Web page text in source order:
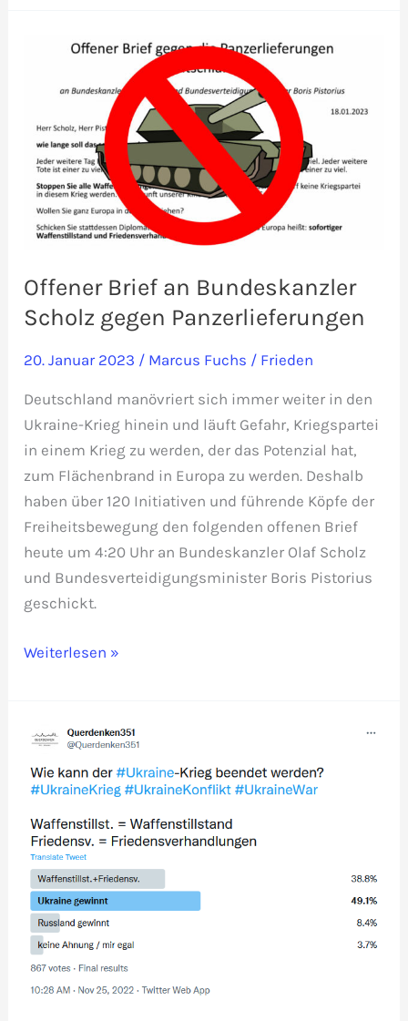
Offener Brief an Bundeskanzler
Scholz gegen Panzerlieferungen
20. Januar 2023 / Marcus Fuchs / Frieden
Deutschland manövriert sich immer weiter in den
Ukraine-Krieg hinein und läuft Gefahr, Kriegspartei
in einem Krieg zu werden, der das Potenzial hat,
zum Flächenbrand in Europa zu werden. Deshalb
haben über 120 Initiativen und führende Köpfe der
Freiheitsbewegung den folgenden offenen Brief
heute um 4:20 Uhr an Bundeskanzler Olaf Scholz
und Bundesverteidigungsminister Boris Pistorius
geschickt.
Offener
Bundeskanzler
Scholz
gegen
Weiterlesen »